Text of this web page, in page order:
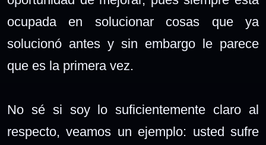
ocupada en solucionar cosas que ya
solucionó antes y sin embargo le parece
que es la primera vez.
No sé si soy lo suficientemente claro al
respecto, veamos un ejemplo: usted sufre